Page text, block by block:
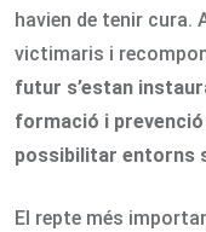
havien de tenir cura.
victimaris i
futur s’estan
formació i
possibilitar entorns
El repte més